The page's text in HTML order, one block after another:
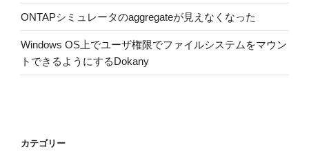
ONTAPシミュレータのaggregateが見えなくなった
Windows OS上でユーザ権限でファイルシステムをマウン
トできるようにするDokany
カテゴリー